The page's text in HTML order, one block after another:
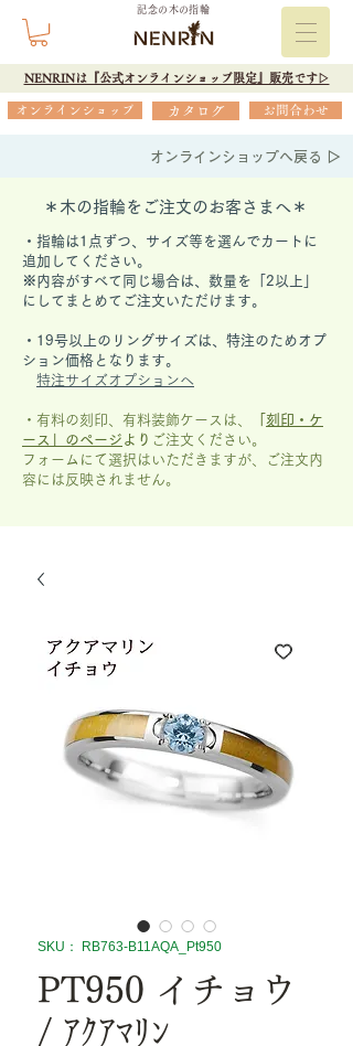
記念の木の指輪
NENRINは『公式オンラインショップ限定』販売です▷
オンラインショップ カタログ お問合わせ
オンラインショップへ戻る ▷
＊木の指輪をご注文のお客さまへ＊
・指輪は1点ずつ、サイズ等を選んでカートに
追加してください。
※内容がすべて同じ場合は、数量を「2以上」
にしてまとめてご注文いただけます。
​・19号以上のリングサイズは、特注のためオプ
ション価格となります。
特注サイズオプションへ
・有料の刻印、有料装飾ケースは、
刻印・ケ
ース」のページ より ご注文ください。
フォームにて選択はいただきますが、
ご注文内
容には反映されません。
SKU： RB763-B11AQA_Pt950
PT950 イチョウ
/ ｱｸｱﾏﾘﾝ